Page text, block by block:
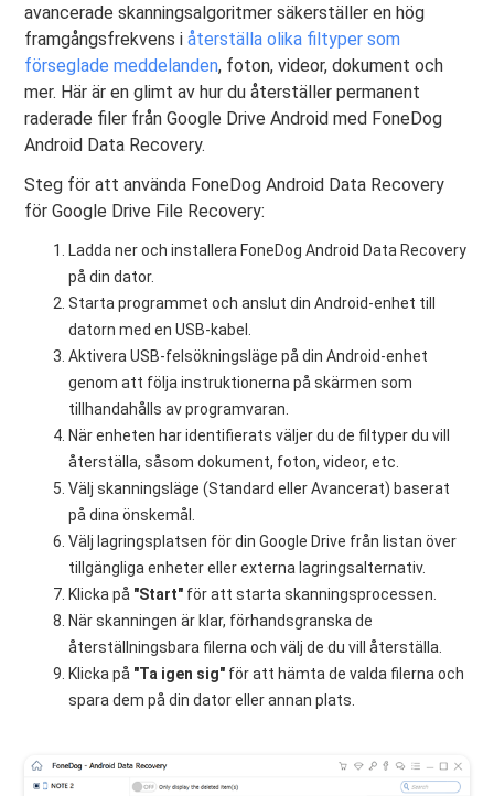
avancerade skanningsalgoritmer säkerställer en hög
framgångsfrekvens iåterställa olika filtyper som
förseglade meddelanden, foton, videor, dokument och
mer. Här är en glimt av hur du återställer permanent
raderade filer från Google Drive Android med FoneDog
Android Data Recovery.
Steg för att använda FoneDog Android Data Recovery
för Google Drive File Recovery:
Ladda ner och installera FoneDog Android Data Recovery
på din dator.
Starta programmet och anslut din Android-enhet till
datorn med en USB-kabel.
Aktivera USB-felsökningsläge på din Android-enhet
genom att följa instruktionerna på skärmen som
tillhandahålls av programvaran.
När enheten har identifierats väljer du de filtyper du vill
återställa, såsom dokument, foton, videor, etc.
Välj skanningsläge (Standard eller Avancerat) baserat
på dina önskemål.
Välj lagringsplatsen för din Google Drive från listan över
tillgängliga enheter eller externa lagringsalternativ.
Klicka på "Start" för att starta skanningsprocessen.
När skanningen är klar, förhandsgranska de
återställningsbara filerna och välj de du vill återställa.
Klicka på "Ta igen sig" för att hämta de valda filerna och
spara dem på din dator eller annan plats.